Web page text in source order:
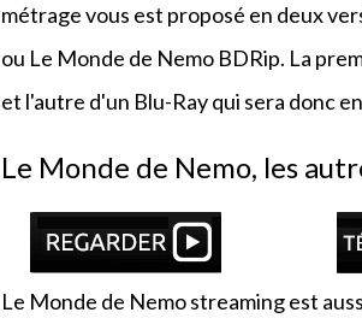
métrage vous est proposé en deux
ou Le Monde de Nemo BDRip. La
et l'autre d'un Blu-Ray qui sera donc
Le Monde de Nemo, les
Le Monde de Nemo streaming est